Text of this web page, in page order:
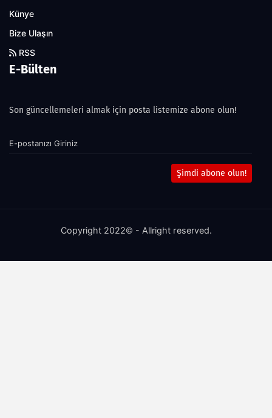
Künye
Bize Ulaşın
RSS
E-Bülten
Son güncellemeleri almak için posta listemize abone olun!
Şimdi abone olun!
Copyright 2022© - Allright reserved.